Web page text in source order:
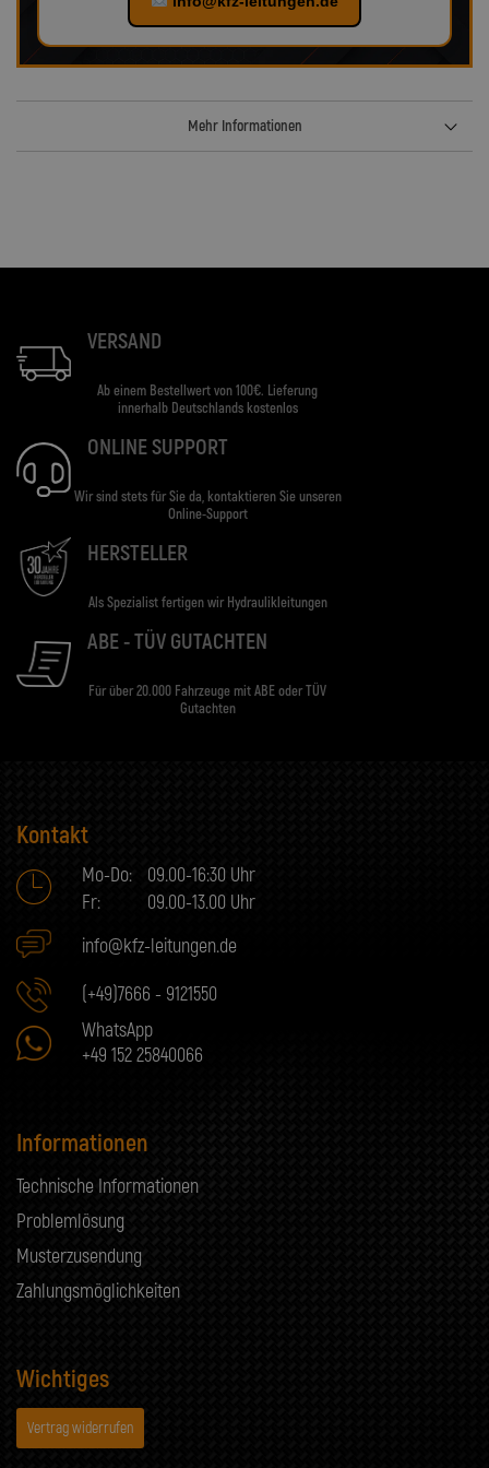
Mehr Informationen
VERSAND
Ab einem Bestellwert von 100€. Lieferung
innerhalb Deutschlands kostenlos
ONLINE SUPPORT
Wir sind stets für Sie da, kontaktieren Sie unseren
Online-Support
HERSTELLER
Als Spezialist fertigen wir Hydraulikleitungen
ABE - TÜV GUTACHTEN
Für über 20.000 Fahrzeuge mit ABE oder TÜV
Gutachten
Kontakt
Mo-Do:
09.00-16:30 Uhr
Fr:
09.00-13.00 Uhr
info@kfz-leitungen.de
(+49)7666 - 9121550
WhatsApp
+49 152 25840066
Informationen
Technische Informationen
Problemlösung
Musterzusendung
Zahlungsmöglichkeiten
Wichtiges
Vertrag widerrufen